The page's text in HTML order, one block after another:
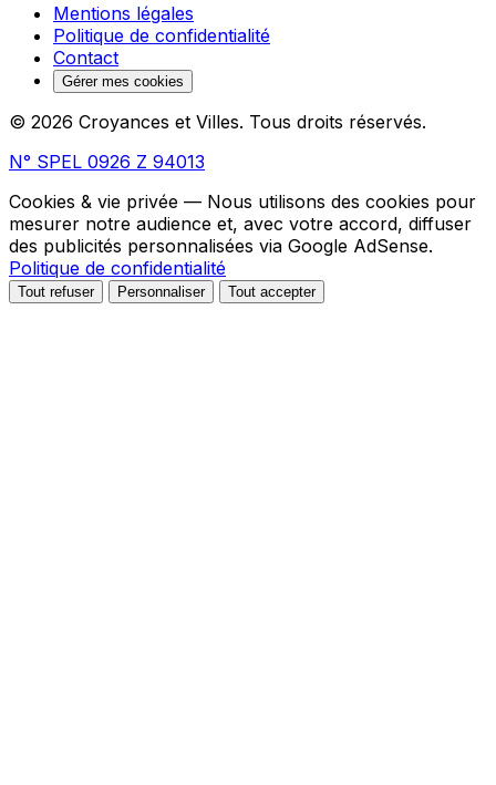
Mentions légales
Politique de confidentialité
Contact
Gérer mes cookies
© 2026 Croyances et Villes. Tous droits réservés.
N° SPEL 0926 Z 94013
Cookies & vie privée — Nous utilisons des cookies pour
mesurer notre audience et, avec votre accord, diffuser
des publicités personnalisées via Google AdSense.
Politique de confidentialité
Tout refuser Personnaliser Tout accepter